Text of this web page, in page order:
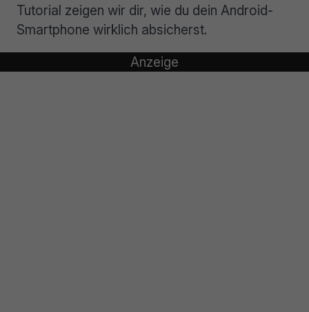
Tutorial zeigen wir dir, wie du dein Android-
Smartphone wirklich absicherst.